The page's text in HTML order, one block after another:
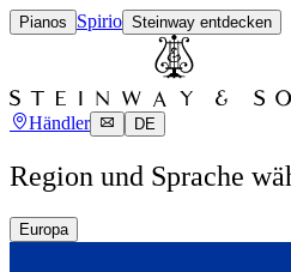
Pianos Spirio Steinway entdecken
Händler DE
Region und Sprache
Europa